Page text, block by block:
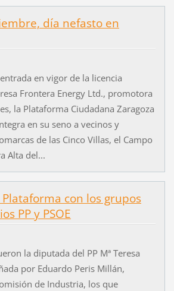
día nefasto en
en vigor de la licencia
Frontera Energy Ltd., promotora
la Plataforma Ciudadana Zaragoza
en su seno a vecinos y
de las Cinco Villas, el Campo
Alta del...
con los grupos
PP y PSOE
la diputada del PP Mª Teresa
por Eduardo Peris Millán,
de Industria, los que